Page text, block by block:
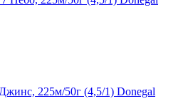
225м/50г (4,5/1) Donegal